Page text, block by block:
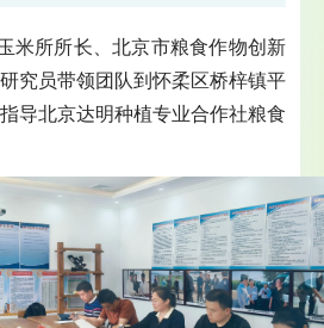
米所所长、北京市粮食作物创新
究员带领团队到怀柔区桥梓镇平
导北京达明种植专业合作社粮食